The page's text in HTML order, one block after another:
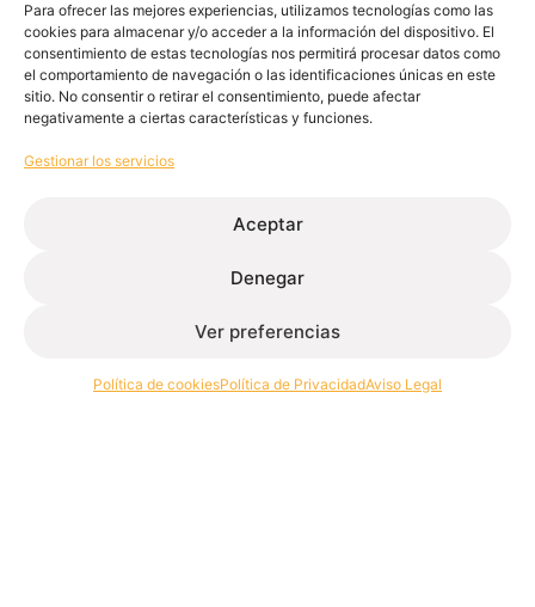
Para ofrecer las mejores experiencias, utilizamos tecnologías como las
cookies para almacenar y/o acceder a la información del dispositivo. El
consentimiento de estas tecnologías nos permitirá procesar datos como
el comportamiento de navegación o las identificaciones únicas en este
sitio. No consentir o retirar el consentimiento, puede afectar
negativamente a ciertas características y funciones.
Gestionar los servicios
Aceptar
Denegar
Ver preferencias
Política de cookiesPolítica de PrivacidadAviso Legal
Enviar
Extrusión de perfiles de aluminio para la edificación e